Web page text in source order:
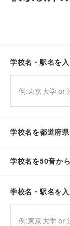
学校名・駅名を
学校名を都道府
学校名を50音か
学校名・駅名を